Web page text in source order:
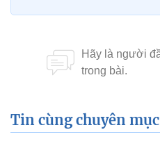
Tin cùng chuyên mục